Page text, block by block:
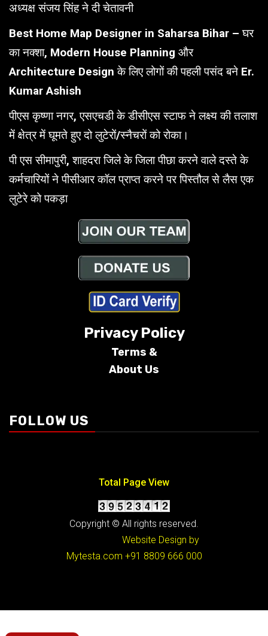
अध्यक्ष संजय सिंह ने दी चेतावनी
Best Home Map Designer in Saharsa Bihar – घर
का नक्शा, Modern House Planning और
Architecture Design के लिए लोगों की पहली पसंद बने Er.
Kumar Ashish
पीएस कृष्णा नगर, एसएचडी के डीसीएस स्टाफ ने लक्ष्य की तलाश
में क्षेत्र में घूमते हुए दो लुटेरों/स्नैचरों को रोका।
पी एस सीमापुरी, शाहदरा जिले के जिला पीछा करने वाले दस्ते के
कर्मचारियों ने पीसीआर कॉल प्राप्त करने पर पिस्तौल से लैस एक
लुटेरे को पकड़ा
Privacy Policy
Terms &
About Us
FOLLOW US
Total Page View
Copyright © All rights reserved.
Website Design by
Mytesta.com +91 8809 666 000